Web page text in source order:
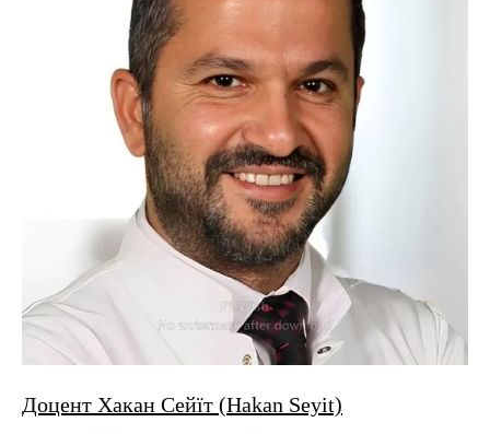
Доцент Хакан Сейїт (Hakan Seyit)